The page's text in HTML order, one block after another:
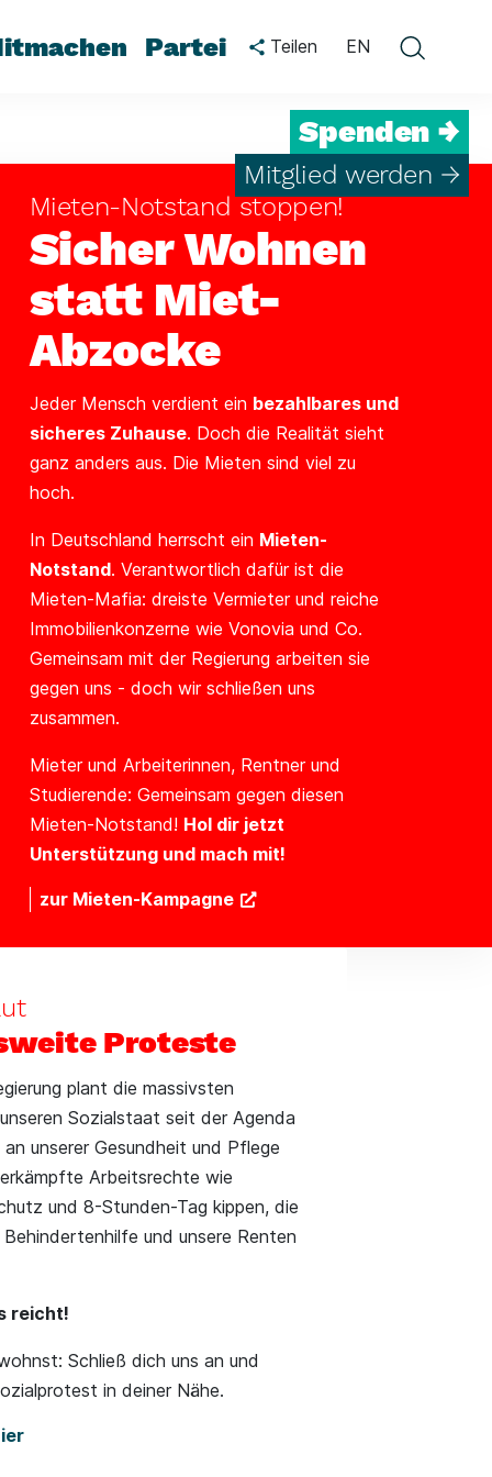
Partei Teilen EN
Spenden →
Mitglied werden →
Mieten-Notstand stoppen!
Sicher Wohnen
statt Miet-
Abzocke
Jeder Mensch verdient ein bezahlbares und
sicheres Zuhause. Doch die Realität sieht
ganz anders aus. Die Mieten sind viel zu
hoch.
In Deutschland herrscht ein Mieten-
Notstand. Verantwortlich dafür ist die
Mieten-Mafia: dreiste Vermieter und reiche
Immobilienkonzerne wie Vonovia und Co.
Gemeinsam mit der Regierung arbeiten sie
gegen uns - doch wir schließen uns
zusammen.
Mieter und Arbeiterinnen, Rentner und
Studierende: Gemeinsam gegen diesen
Mieten-Notstand! Hol dir jetzt
Unterstützung und mach mit!
zur Mieten-Kampagne
Proteste
plant die massivsten
Sozialstaat seit der Agenda
an unserer Gesundheit und Pflege
Arbeitsrechte wie
und 8-Stunden-Tag kippen, die
und unsere Renten
reicht!
Schließ dich uns an und
in deiner Nähe.